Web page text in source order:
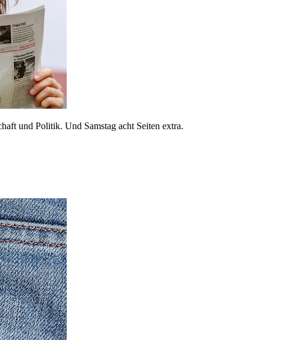
und Politik. Und Samstag acht Seiten extra.